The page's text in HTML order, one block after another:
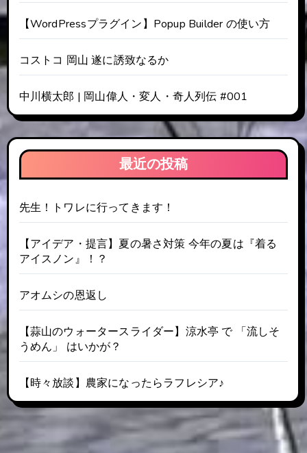
【WordPressプラグイン】Popup Builder の使い方
コストコ 岡山 遂に誘致なるか
中川横太郎 | 岡山偉人・変人・奇人列伝 #001
最近の投稿
先生！トワレに行ってきます！
【アイデア・提言】夏の暑さ対策 今年の夏は『着る
アイスノン』！？
アオムシの恩返し
【蒜山のウォータースライダー】涼水亭 で 「流しそ
うめん」 はいかが？
【時々放談】農家になったらラフレシア♪